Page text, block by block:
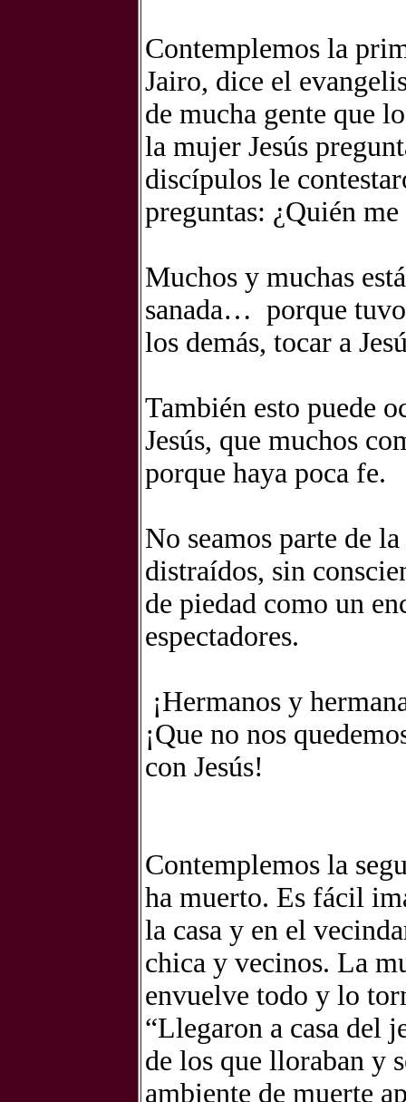
Contemplemos la
Jairo, dice el
de mucha gente que
la mujer Jesús
discípulos le
preguntas: ¿Quién me
Muchos y muchas
sanada… porque
los demás, tocar a
También esto puede
Jesús, que muchos
porque haya poca fe.
No seamos parte de
distraídos, sin
de piedad como un
espectadores.
¡Hermanos y
¡Que no nos
con Jesús!
Contemplemos la
ha muerto. Es fácil
la casa y en el
chica y vecinos. La
envuelve todo y lo
“Llegaron a casa del
de los que lloraban y
ambiente de muerte